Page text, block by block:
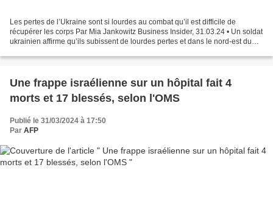
Les pertes de l’Ukraine sont si lourdes au combat qu’il est difficile de
récupérer les corps Par Mia Jankowitz Business Insider, 31.03.24 • Un soldat
ukrainien affirme qu’ils subissent de lourdes pertes et dans le nord-est du
Une frappe israélienne sur un hôpital fait 4
morts et 17 blessés, selon l'OMS
Publié le 31/03/2024 à 17:50
Par AFP